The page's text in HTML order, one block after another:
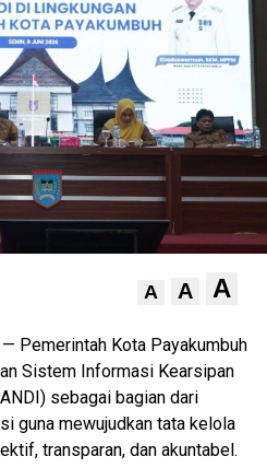
A A A
— Pemerintah Kota Payakumbuh
Sistem Informasi Kearsipan
sebagai bagian dari
guna mewujudkan tata kelola
transparan, dan akuntabel.